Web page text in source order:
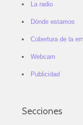
La radio
Dónde estamos
Cobertura de la
Webcam
Publicidad
Secciones